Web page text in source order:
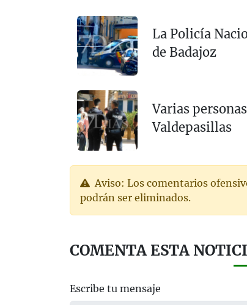
La Policía
de Badajoz
Varias
Valdepasillas
Aviso: Los comentarios
podrán ser eliminados.
COMENTA ESTA
Escribe tu mensaje